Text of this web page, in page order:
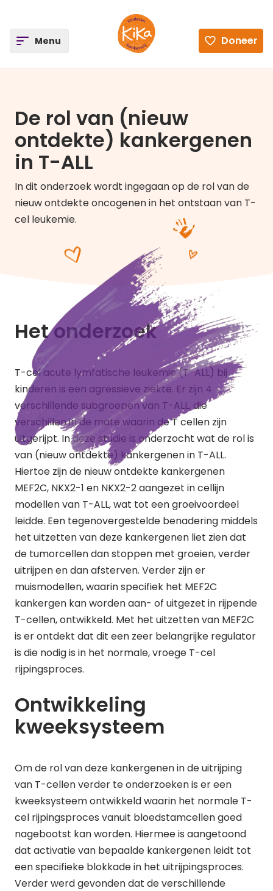
Open
Menu Doneer
De rol van (nieuw
ontdekte) kankergenen
in T-ALL
In dit onderzoek wordt ingegaan op de rol van de
nieuw ontdekte oncogenen in het ontstaan van T-
cel leukemie.
Het onderzoek
T-cel acute lymfatische leukemie (T-ALL) bij
kinderen is een agressieve ziekte. Er zijn 4
verschillende subgroepen van T-ALL, die
verschillen in de mate waarin de T cellen zijn
uitgerijpt. In deze studie is onderzocht wat de rol is
van (nieuw ontdekte) kankergenen in T-ALL.
Hiertoe zijn de nieuw ontdekte kankergenen
MEF2C, NKX2-1 en NKX2-2 aangezet in cellijn
modellen van T-ALL, wat tot een groeivoordeel
leidde. Een tegenovergestelde benadering middels
het uitzetten van deze kankergenen liet zien dat
de tumorcellen dan stoppen met groeien, verder
uitrijpen en dan afsterven. Verder zijn er
muismodellen, waarin specifiek het MEF2C
kankergen kan worden aan- of uitgezet in rijpende
T-cellen, ontwikkeld. Met het uitzetten van MEF2C
is er ontdekt dat dit een zeer belangrijke regulator
is die nodig is in het normale, vroege T-cel
rijpingsproces.
Ontwikkeling
kweeksysteem
Om de rol van deze kankergenen in de uitrijping
van T-cellen verder te onderzoeken is er een
kweeksysteem ontwikkeld waarin het normale T-
cel rijpingsproces vanuit bloedstamcellen goed
nagebootst kan worden. Hiermee is aangetoond
dat activatie van bepaalde kankergenen leidt tot
een specifieke blokkade in het uitrijpingsproces.
Verder werd gevonden dat de verschillende